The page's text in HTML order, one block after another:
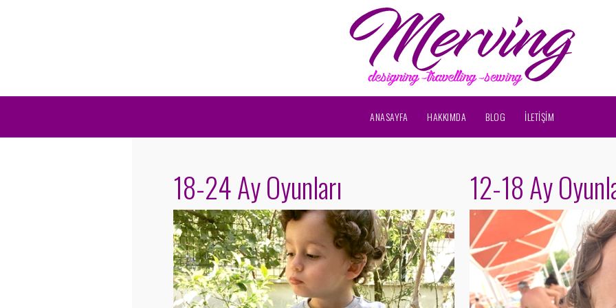
ANASAYFA HAKKIMDA BLOG İLETİŞİM
18-24 Ay Oyunları 12-18 Ay